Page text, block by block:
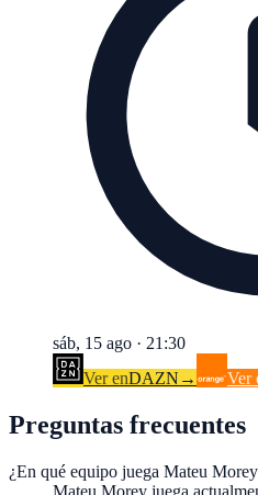
sáb, 15 ago · 21:30
Ver enDAZN → Ver
Preguntas frecuentes
¿En qué equipo juega Mateu